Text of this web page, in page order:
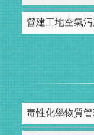
營建工地空氣
毒性化學物質管